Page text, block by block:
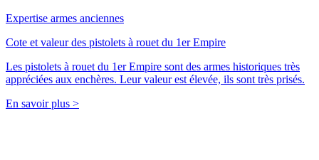
Expertise armes anciennes
Cote et valeur des pistolets à rouet du 1er Empire
Les pistolets à rouet du 1er Empire sont des armes historiques très
appréciées aux enchères. Leur valeur est élevée, ils sont très prisés.
En savoir plus >